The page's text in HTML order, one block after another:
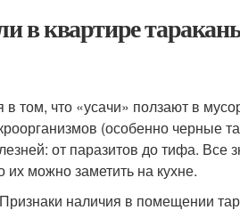
в квартире
том, что «усачи» ползают в
(особенно черные
от паразитов до тифа. Все
можно заметить на кухне.
наличия в помещении